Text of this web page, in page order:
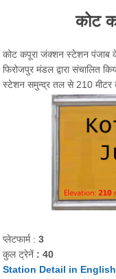
कोट
कोट कपूरा जंक्शन स्टेशन पंजाब
फिरोजपुर मंडल द्वारा संचालित
स्टेशन समुन्द्र तल से 210 मीटर
प्लेटफार्म :3
कुल ट्रेनें : 40
Station Detail in English